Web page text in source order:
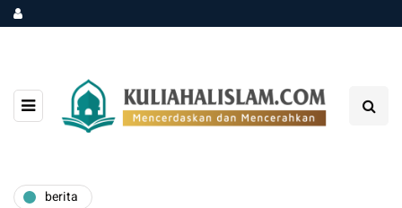
berita